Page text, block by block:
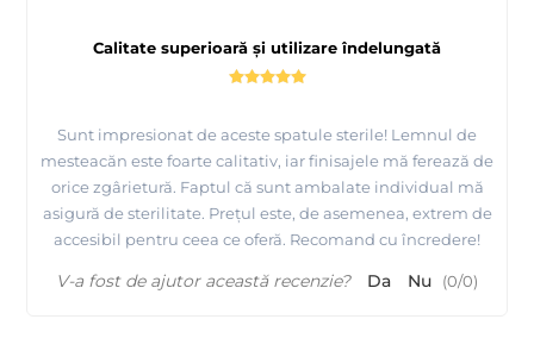
Calitate superioară și utilizare îndelungată
Sunt impresionat de aceste spatule sterile! Lemnul de
mesteacăn este foarte calitativ, iar finisajele mă ferează de
orice zgârietură. Faptul că sunt ambalate individual mă
asigură de sterilitate. Prețul este, de asemenea, extrem de
accesibil pentru ceea ce oferă. Recomand cu încredere!
V-a fost de ajutor această recenzie? Da Nu (0/0)